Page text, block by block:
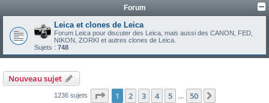
Forum
Leica et clones de Leica
Forum Leica pour discuter des Leica, mais aussi des CANON, FED,
NIKON, ZORKI et autres clones de Leica.
Sujets : 748
Nouveau sujet
1236 sujets Page 1sur50
1 2 3 4 5 50